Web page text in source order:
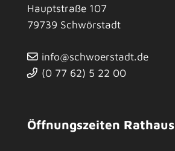
Hauptstraße 107
79739 Schwörstadt
info@schwoerstadt.de
(0 77 62) 5 22 00
Öffnungszeiten Rathaus